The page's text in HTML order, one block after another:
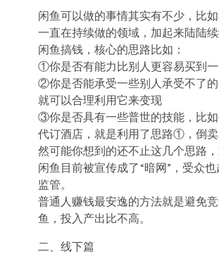
闲鱼可以做的事情其实有不少，比
一直在持续做的领域，加起来陆陆
闲鱼搞钱，核心的思路比如：
①你是否有能力比别人更容易买到
②你是否能承受一些别人承受不了
就可以合理利用它来变现
③你是否具有一些普世的技能，比
代订酒店，就是利用了思路①，倒
然可能你想到的还不止这几个思路，
闲鱼目前被宣传成了“暗网”，受众
监管。
普通人赚钱最安逸的方法就是避免
鱼，投入产出比不高。
二、线下篇